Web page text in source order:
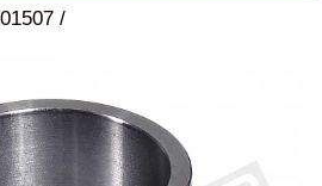
/